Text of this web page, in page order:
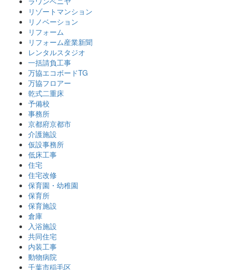
リゾートマンション
リノベーション
リフォーム
リフォーム産業新聞
レンタルスタジオ
一括請負工事
万協エコボードTG
万協フロアー
乾式二重床
予備校
事務所
京都府京都市
介護施設
仮設事務所
低床工事
住宅
住宅改修
保育園・幼稚園
保育所
保育施設
倉庫
入浴施設
共同住宅
内装工事
動物病院
千葉市稲毛区